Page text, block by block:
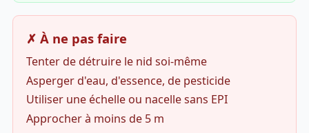
✗ À ne pas faire
Tenter de détruire le nid soi-même
Asperger d'eau, d'essence, de pesticide
Utiliser une échelle ou nacelle sans EPI
Approcher à moins de 5 m